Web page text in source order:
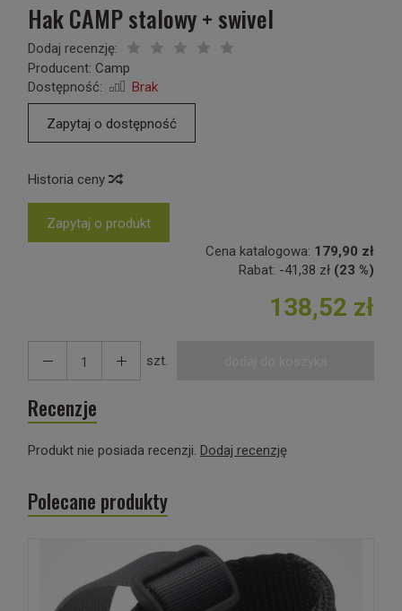
Hak CAMP stalowy + swivel
Dodaj recenzję:
Producent: Camp
Dostępność:
Brak
Zapytaj o dostępność
Historia ceny
Zapytaj o produkt
Cena katalogowa: 179,90 zł
Rabat: -41,38 zł (23 %)
138,52 zł
szt.
Recenzje
Produkt nie posiada recenzji. Dodaj recenzję
Polecane produkty